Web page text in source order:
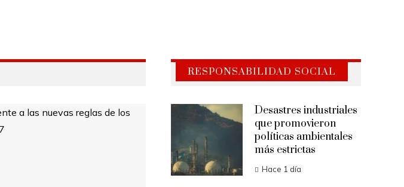
RESPONSABILIDAD SOCIAL
Desastres industriales
que promovieron
políticas ambientales
más estrictas
Hace 1 día